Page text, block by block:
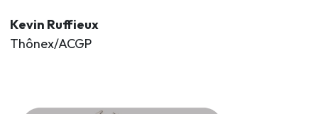
Kevin Ruffieux
Thônex/ACGP